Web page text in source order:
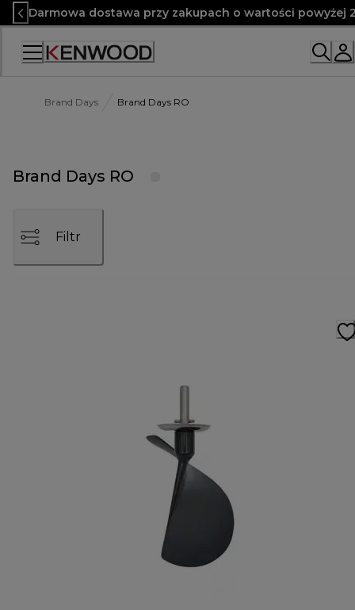
Skip
to
Content
Darmowa dostawa przy zakupach o wartości powyżej
Brand Days Brand Days RO
Brand Days RO
Filtr